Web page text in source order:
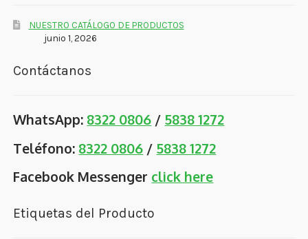
NUESTRO CATÁLOGO DE PRODUCTOS
junio 1, 2026
Contáctanos
WhatsApp: 8322 0806 / 5838 1272
Teléfono: 8322 0806 / 5838 1272
Facebook Messenger click here
Etiquetas del Producto